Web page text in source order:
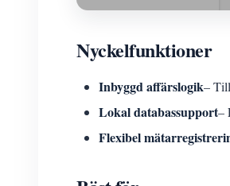
Nyckelfunktioner
Inbyggd affärslogik–
Lokal databassupport–
Flexibel